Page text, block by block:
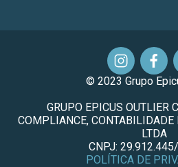
© 2023 Grupo
GRUPO EPICUS OUTLIER
COMPLIANCE, CONTABILIDADE
LTDA
CNPJ:
POLÍTICA DE